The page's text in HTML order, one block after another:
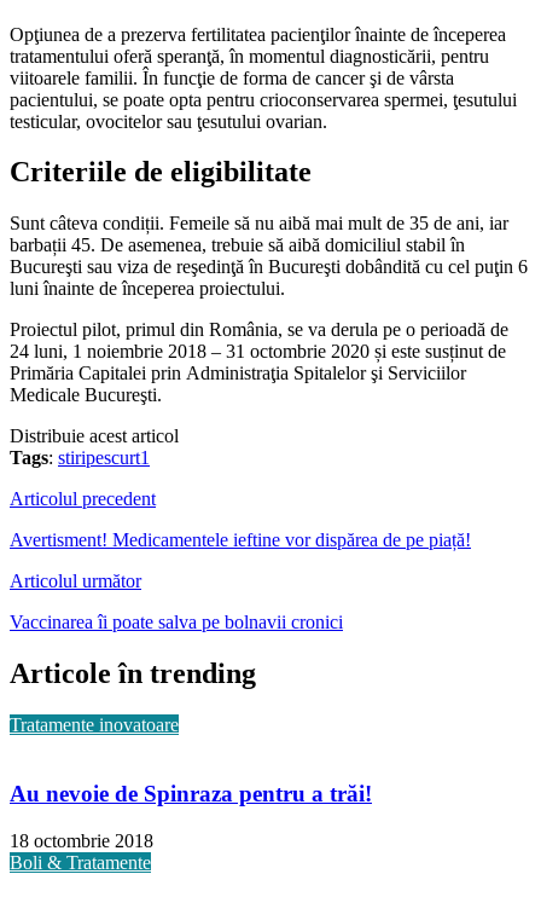
Opţiunea de a prezerva fertilitatea pacienţilor înainte de începerea
tratamentului oferă speranţă, în momentul diagnosticării, pentru
viitoarele familii. În funcţie de forma de cancer şi de vârsta
pacientului, se poate opta pentru crioconservarea spermei, ţesutului
testicular, ovocitelor sau ţesutului ovarian.
Criteriile de eligibilitate
Sunt câteva condiții. Femeile să nu aibă mai mult de 35 de ani, iar
barbații 45. De asemenea, trebuie să aibă domiciliul stabil în
Bucureşti sau viza de reşedinţă în Bucureşti dobândită cu cel puţin 6
luni înainte de începerea proiectului.
Proiectul pilot, primul din România, se va derula pe o perioadă de
24 luni, 1 noiembrie 2018 – 31 octombrie 2020 și este susținut de
Primăria Capitalei prin Administraţia Spitalelor şi Serviciilor
Medicale Bucureşti.
Distribuie acest articol
Tags: stiripescurt1
Articolul precedent
Avertisment! Medicamentele ieftine vor dispărea de pe piață!
Articolul următor
Vaccinarea îi poate salva pe bolnavii cronici
Articole în trending
Tratamente inovatoare
Au nevoie de Spinraza pentru a trăi!
18 octombrie 2018
Boli & Tratamente